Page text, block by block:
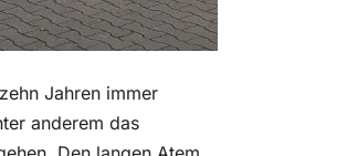
Jahren immer
anderem das